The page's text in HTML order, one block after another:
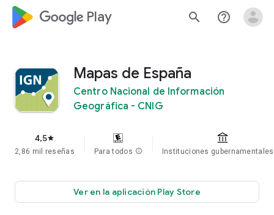
google_logo Play search help_outline
Mapas de España
Centro Nacional de Información
Geográfica - CNIG
4,5star
2,86 mil reseñas Para todos info Instituciones gubernamentales
Ver en la aplicación Play Store